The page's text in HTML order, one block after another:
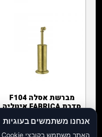
מברשת אסלה F104
סדרת FABRICA איטליה
אנחנו משתמשים בעוגיות